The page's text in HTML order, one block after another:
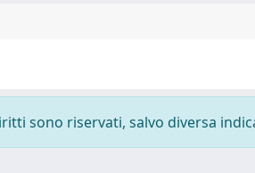
sono riservati, salvo diversa